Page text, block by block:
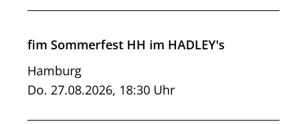
fim Sommerfest HH im HADLEY's
Hamburg
Do. 27.08.2026, 18:30 Uhr